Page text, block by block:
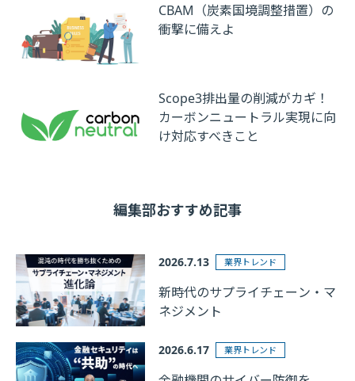
CBAM（炭素国境調整措置）の
衝撃に備えよ
Scope3排出量の削減がカギ！
カーボンニュートラル実現に向
け対応すべきこと
編集部おすすめ記事
2026.7.13 業界トレンド
新時代のサプライチェーン・マ
ネジメント
2026.6.17 業界トレンド